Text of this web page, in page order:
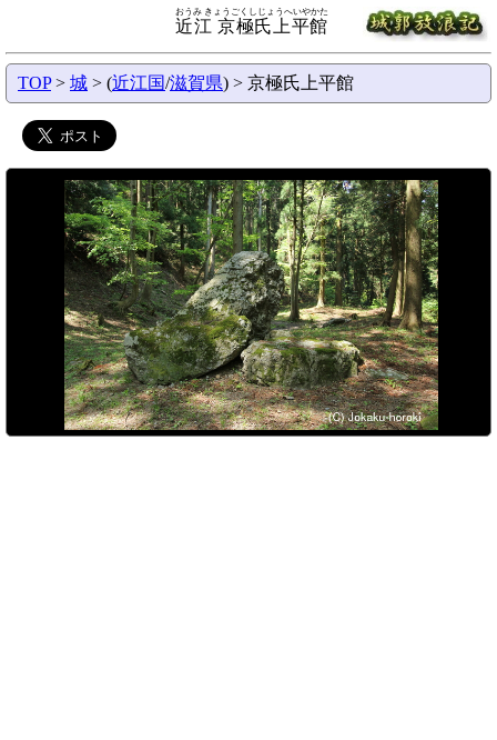
近江 京極氏上平館
おうみ きょうごくしじょうへいやかた
TOP> 城 > (近江国/滋賀県) > 京極氏上平館